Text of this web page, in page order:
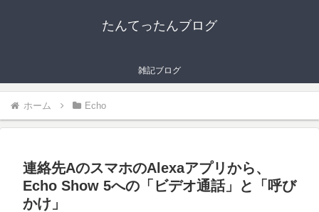
たんてったんブログ
雑記ブログ
ホーム Echo
連絡先AのスマホのAlexaアプリから、
Echo Show 5への「ビデオ通話」と「呼び
かけ」